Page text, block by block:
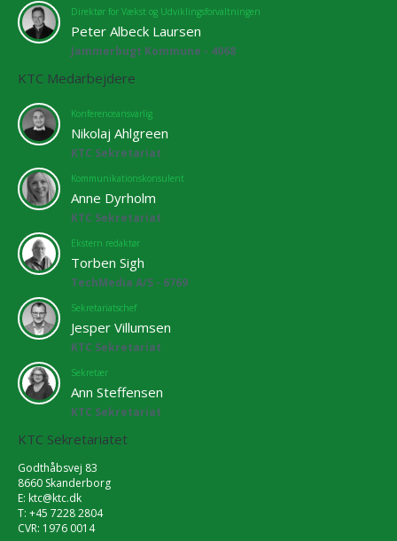
Direktør for Vækst og Udviklingsforvaltningen
Peter Albeck Laursen
Jammerbugt Kommune - 4068
KTC Medarbejdere
Konferenceansvarlig
Nikolaj Ahlgreen
KTC Sekretariat
Kommunikationskonsulent
Anne Dyrholm
KTC Sekretariat
Ekstern redaktør
Torben Sigh
TechMedia A/S - 6769
Sekretariatschef
Jesper Villumsen
KTC Sekretariat
Sekretær
Ann Steffensen
KTC Sekretariat
KTC Sekretariatet
Godthåbsvej 83
8660 Skanderborg
E: ktc@ktc.dk
T: +45 7228 2804
CVR: 1976 0014